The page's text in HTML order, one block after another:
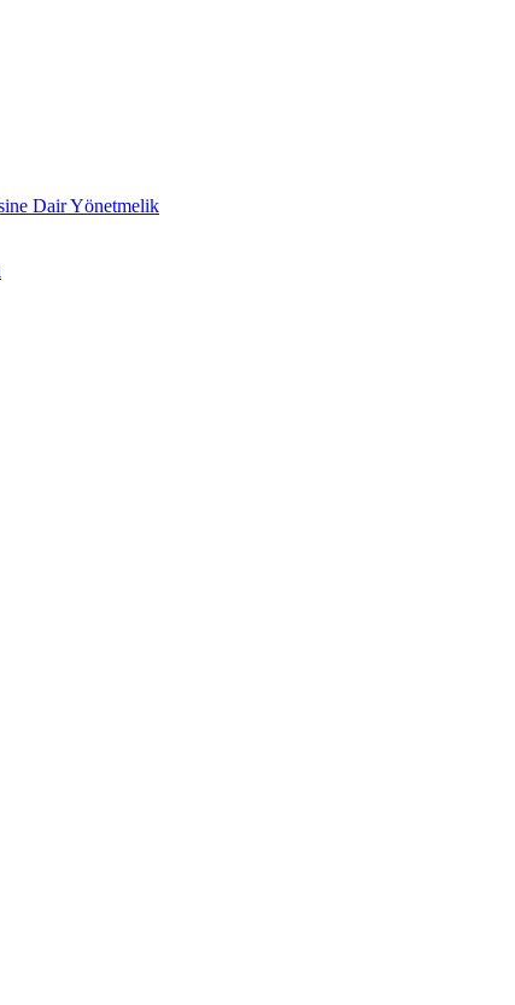
Dair Yönetmelik